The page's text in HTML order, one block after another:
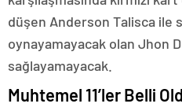
düşen Anderson Talisca ile
oynayamayacak olan Jhon
sağlayamayacak.
Muhtemel 11’ler Belli